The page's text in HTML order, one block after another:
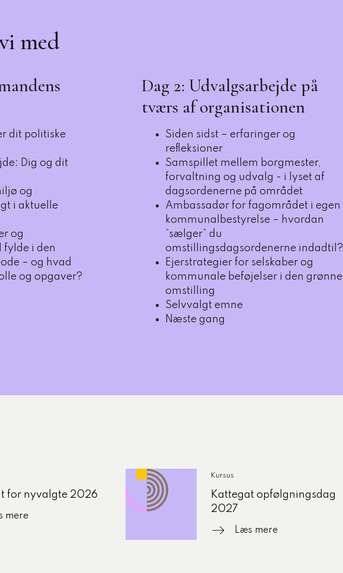
med
dit politiske
Dig og dit
og
i aktuelle
og
i den
– og hvad
og opgaver?
Dag 2: Udvalgsarbejde på
tværs af organisationen
Siden sidst – erfaringer og
refleksioner
Samspillet mellem borgmester,
forvaltning og udvalg - i lyset af
dagsordenerne på området
Ambassadør for fagområdet i egen
kommunalbestyrelse – hvordan
”sælger” du
omstillingsdagsordenerne indadtil?
Ejerstrategier for selskaber og
kommunale beføjelser i den grønne
omstilling
Selvvalgt emne
Næste gang
for nyvalgte 2026
mere
Kursus
Kattegat opfølgningsdag
2027
Læs mere